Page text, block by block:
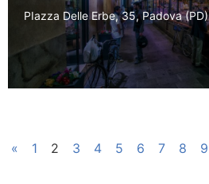
PIazza Delle Erbe, 35, Padova (PD)
« 1 2 3 4 5 6 7 8 9